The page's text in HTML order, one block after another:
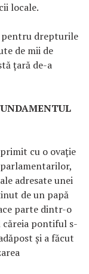
locale.
pentru drepturile
de mii de
țară de-a
cu o ovație
adresate unei
de un papă
parte dintr-o
căreia pontiful s-
și a făcut